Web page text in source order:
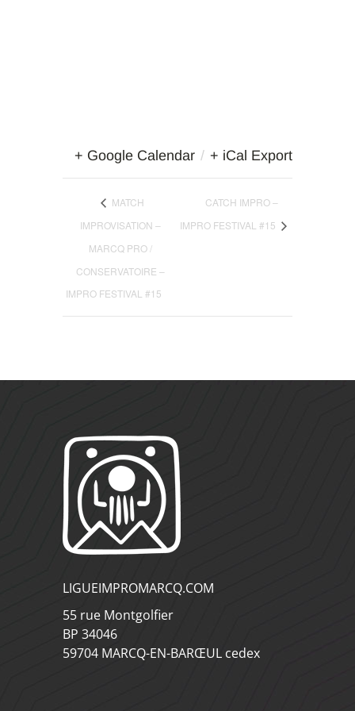
+ Google Calendar / + iCal Export
MATCH
IMPROVISATION –
MARCQ PRO /
CONSERVATOIRE –
IMPRO FESTIVAL #15
CATCH IMPRO –
IMPRO FESTIVAL #15
LIGUEIMPROMARCQ.COM
55 rue Montgolfier
BP 34046
59704 MARCQ-EN-BARŒUL cedex